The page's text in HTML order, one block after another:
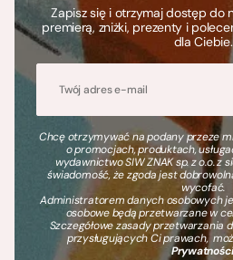
Zapisz się i otrzymaj dostęp do
premierą, zniżki, prezenty i
dla Ciebie.
Chcę otrzymywać na podany przeze
o promocjach, produktach,
wydawnictwo SIW ZNAK sp. z o.o. z
świadomość, że zgoda jest
wycofać.
Administratorem danych osobowych
osobowe będą przetwarzane w
Szczegółowe zasady przetwarzania
przysługujących Ci prawach,
Prywatności